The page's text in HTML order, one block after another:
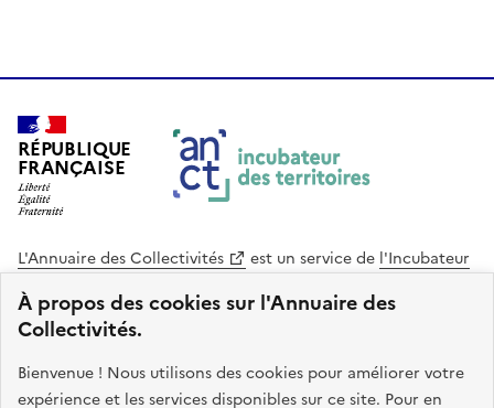
À propos des cookies sur l'Annuaire des
Collectivités.
Bienvenue ! Nous utilisons des cookies pour améliorer votre
expérience et les services disponibles sur ce site. Pour en
RÉPUBLIQUE
FRANÇAISE
L'Annuaire des Collectivités est un service de l'Incubateur
des Territoires
Cohésion des Territoires
. Le code source de ce site web
est disponible en licence libre. Le design de ce site est conçu
avec le système de design de l’État.